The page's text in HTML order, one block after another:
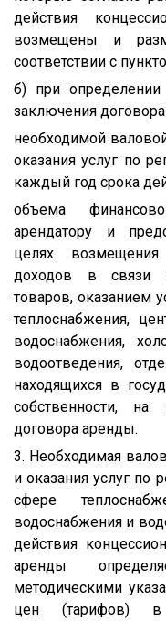
действия
возмещены и
соответствии с
б) при определении
заключения
необходимой
оказания услуг по
каждый год срока
объема
арендатору и
целях
доходов в связи
товаров, оказанием
теплоснабжения,
водоснабжения,
водоотведения,
находящихся в
собственности,
договора аренды.
3. Необходимая
и оказания услуг
сфере
водоснабжения и
действия
аренды
методическими
цен (тарифов) в